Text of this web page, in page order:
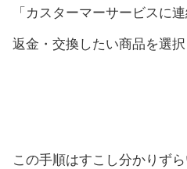
「カスターマーサービスに
返金・交換したい商品を選択
この手順はすこし分かりず